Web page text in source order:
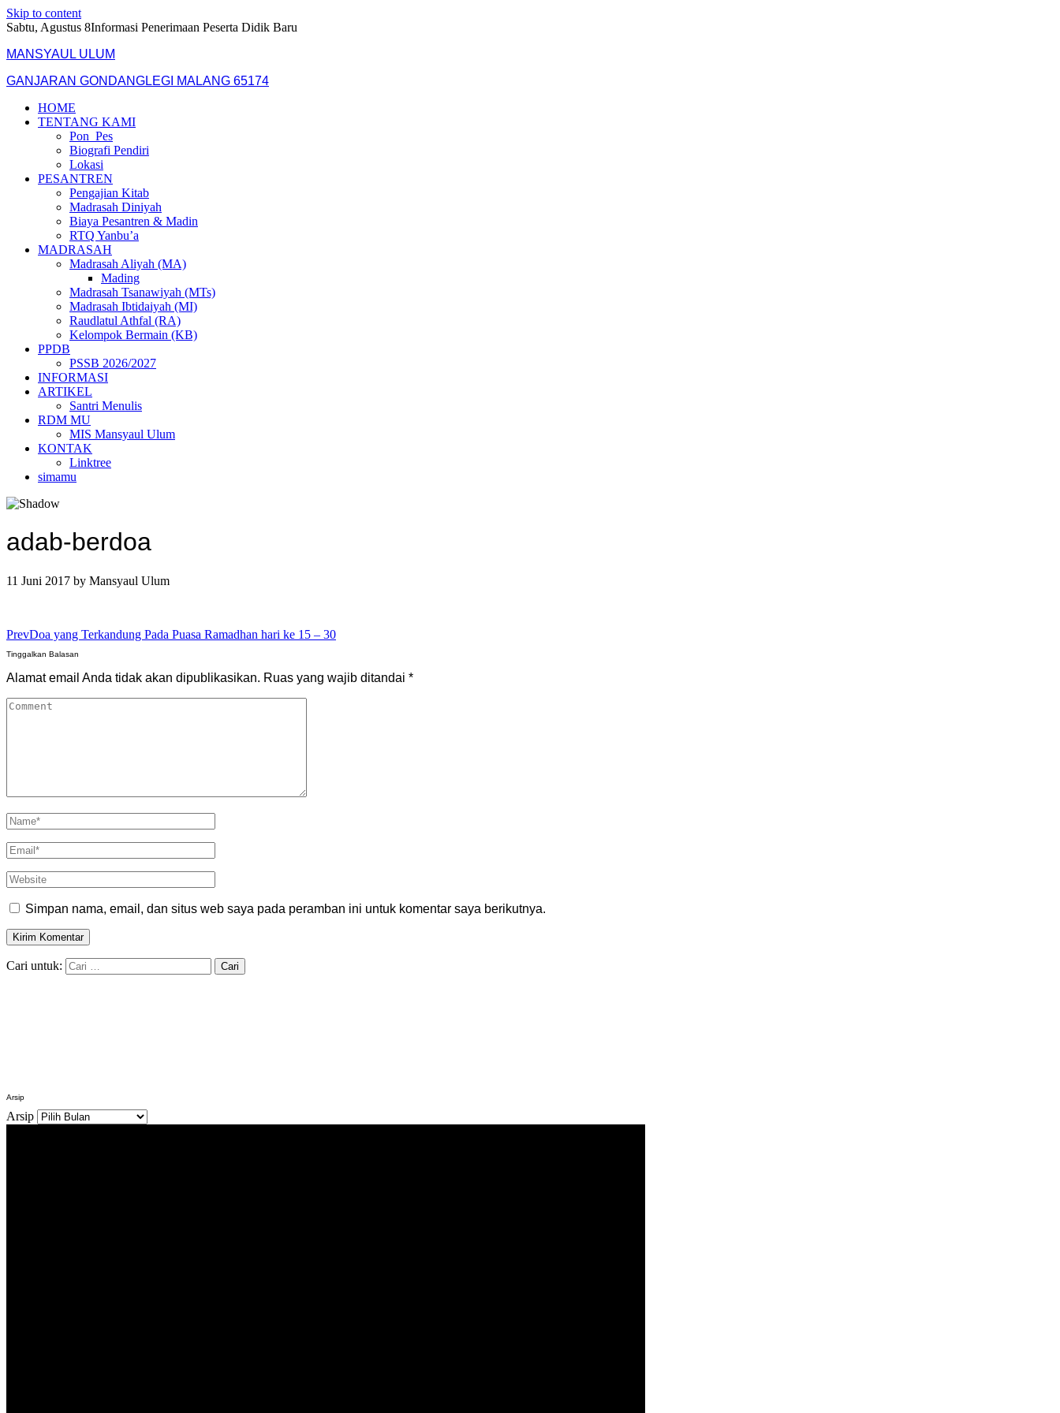
Skip to content
Sabtu, Agustus 8Informasi Penerimaan Peserta Didik Baru
MANSYAUL ULUM
GANJARAN GONDANGLEGI MALANG 65174
HOME
TENTANG KAMI
Pon_Pes
Biografi Pendiri
Lokasi
PESANTREN
Pengajian Kitab
Madrasah Diniyah
Biaya Pesantren & Madin
RTQ Yanbu’a
MADRASAH
Madrasah Aliyah (MA)
Mading
Madrasah Tsanawiyah (MTs)
Madrasah Ibtidaiyah (MI)
Raudlatul Athfal (RA)
Kelompok Bermain (KB)
PPDB
PSSB 2026/2027
INFORMASI
ARTIKEL
Santri Menulis
RDM MU
MIS Mansyaul Ulum
KONTAK
Linktree
simamu
adab-berdoa
11 Juni 2017 by Mansyaul Ulum
PrevDoa yang Terkandung Pada Puasa Ramadhan hari ke 15 – 30
Tinggalkan Balasan
Alamat email Anda tidak akan dipublikasikan. Ruas yang wajib ditandai *
Simpan nama, email, dan situs web saya pada peramban ini untuk komentar saya berikutnya.
Cari untuk:
Arsip
Arsip